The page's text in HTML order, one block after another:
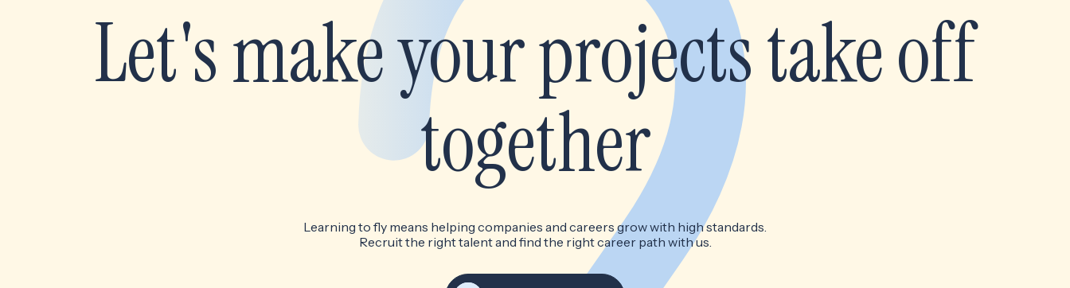
Let's make your projects take off
together
Learning to fly means helping companies and careers grow with high standards.
Recruit the right talent and find the right career path with us.